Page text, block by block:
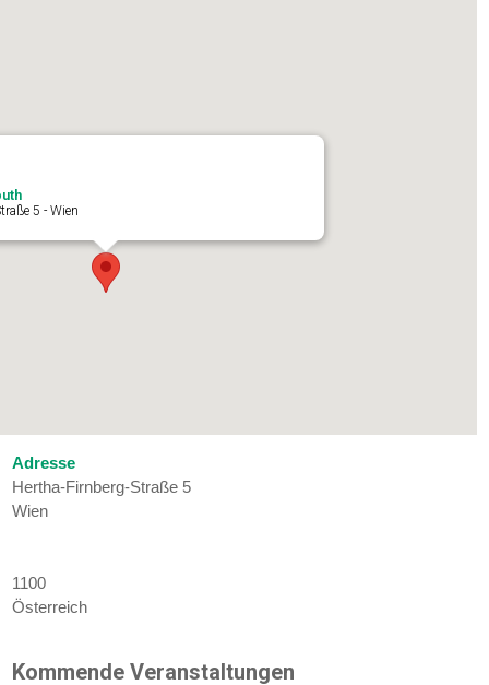
5 - Wien
Adresse
Hertha-Firnberg-Straße 5
Wien
1100
Österreich
Kommende Veranstaltungen